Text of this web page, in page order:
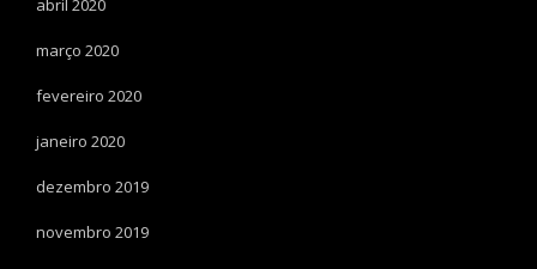
abril 2020
março 2020
fevereiro 2020
janeiro 2020
dezembro 2019
novembro 2019